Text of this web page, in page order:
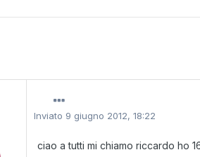
Inviato 9 giugno 2012, 18:22
ciao a tutti mi chiamo riccardo ho